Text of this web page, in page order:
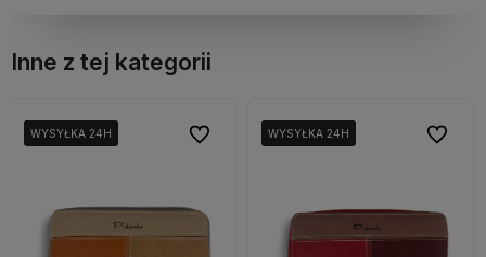
Inne z tej kategorii
WYSYŁKA 24H
WYSYŁKA 24H
WYSYŁKA 24H Do ulubionych
Do ulubionychWYSYŁKA 24H
WYSYŁKA 24H
WYSYŁKA 24H Do
Do